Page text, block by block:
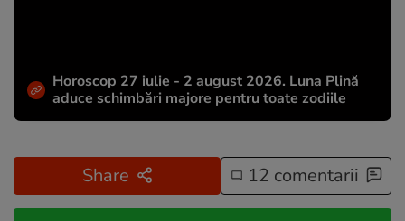
Horoscop 27 iulie - 2 august 2026. Luna Plină
aduce schimbări majore pentru toate zodiile
Share 12 comentarii